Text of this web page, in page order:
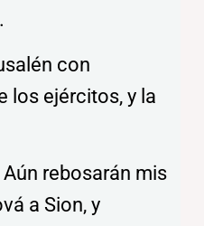
con
los ejércitos, y la
rebosarán mis
a Sion, y